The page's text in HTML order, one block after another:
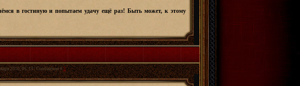
в гостиную и попытаем удачу ещё раз! Быть может, к этому
2010, 06:13 | Сообщение #5